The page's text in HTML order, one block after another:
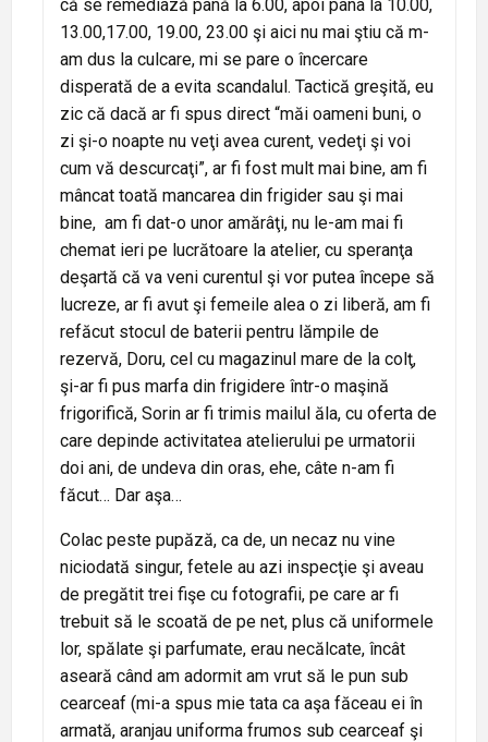
că se remediază până la 6.00, apoi pâna la 10.00,
13.00,17.00, 19.00, 23.00 şi aici nu mai ştiu că m-
am dus la culcare, mi se pare o încercare
disperată de a evita scandalul. Tactică greşită, eu
zic că dacă ar fi spus direct “măi oameni buni, o
zi şi-o noapte nu veţi avea curent, vedeţi şi voi
cum vă descurcaţi”, ar fi fost mult mai bine, am fi
mâncat toată mancarea din frigider sau şi mai
bine, am fi dat-o unor amărâţi, nu le-am mai fi
chemat ieri pe lucrătoare la atelier, cu speranţa
deşartă că va veni curentul şi vor putea începe să
lucreze, ar fi avut şi femeile alea o zi liberă, am fi
refăcut stocul de baterii pentru lămpile de
rezervă, Doru, cel cu magazinul mare de la colţ,
şi-ar fi pus marfa din frigidere într-o maşină
frigorifică, Sorin ar fi trimis mailul ăla, cu oferta de
care depinde activitatea atelierului pe urmatorii
doi ani, de undeva din oras, ehe, câte n-am fi
făcut… Dar aşa…
Colac peste pupăză, ca de, un necaz nu vine
niciodată singur, fetele au azi inspecţie şi aveau
de pregătit trei fişe cu fotografii, pe care ar fi
trebuit să le scoată de pe net, plus că uniformele
lor, spălate şi parfumate, erau necălcate, încât
aseară când am adormit am vrut să le pun sub
cearceaf (mi-a spus mie tata ca aşa făceau ei în
armată, aranjau uniforma frumos sub cearceaf şi